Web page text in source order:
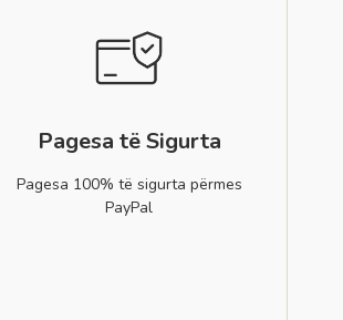
Pagesa të Sigurta
Pagesa 100% të sigurta përmes
PayPal